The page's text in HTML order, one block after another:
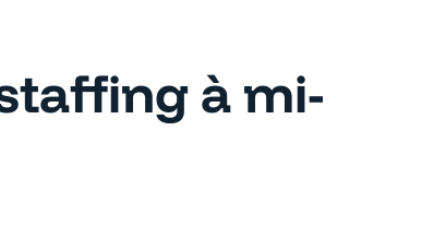
à mi-